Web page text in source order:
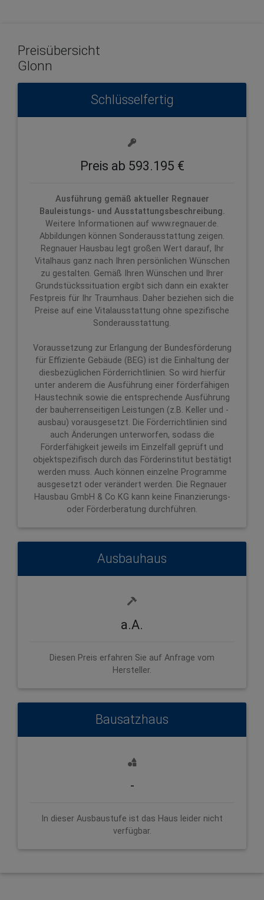
Preisübersicht
Glonn
Schlüsselfertig
Preis ab 593.195 €
Ausführung gemäß aktueller Regnauer
Bauleistungs- und Ausstattungsbeschreibung.
Weitere Informationen auf www.regnauer.de.
Abbildungen können Sonderausstattung zeigen.
Regnauer Hausbau legt großen Wert darauf, Ihr
Vitalhaus ganz nach Ihren persönlichen Wünschen
zu gestalten. Gemäß Ihren Wünschen und Ihrer
Grundstückssituation ergibt sich dann ein exakter
Festpreis für Ihr Traumhaus. Daher beziehen sich die
Preise auf eine Vitalausstattung ohne spezifische
Sonderausstattung.
Voraussetzung zur Erlangung der Bundesförderung
für Effiziente Gebäude (BEG) ist die Einhaltung der
diesbezüglichen Förderrichtlinien. So wird hierfür
unter anderem die Ausführung einer förderfähigen
Haustechnik sowie die entsprechende Ausführung
der bauherrenseitigen Leistungen (z.B. Keller und -
ausbau) vorausgesetzt. Die Förderrichtlinien sind
auch Änderungen unterworfen, sodass die
Förderfähigkeit jeweils im Einzelfall geprüft und
objektspezifisch durch das Förderinstitut bestätigt
werden muss. Auch können einzelne Programme
ausgesetzt oder verändert werden. Die Regnauer
Hausbau GmbH & Co KG kann keine Finanzierungs-
oder Förderberatung durchführen.
Ausbauhaus
a.A.
Diesen Preis erfahren Sie auf Anfrage vom
Hersteller.
Bausatzhaus
-
In dieser Ausbaustufe ist das Haus leider nicht
verfügbar.